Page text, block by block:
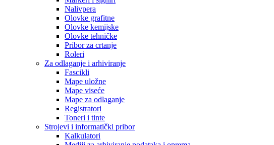
Nalivpera
Olovke grafitne
Olovke kemijske
Olovke tehničke
Pribor za crtanje
Roleri
Za odlaganje i arhiviranje
Fascikli
Mape uložne
Mape viseće
Mape za odlaganje
Registratori
Toneri i tinte
Strojevi i informatički pribor
Kalkulatori